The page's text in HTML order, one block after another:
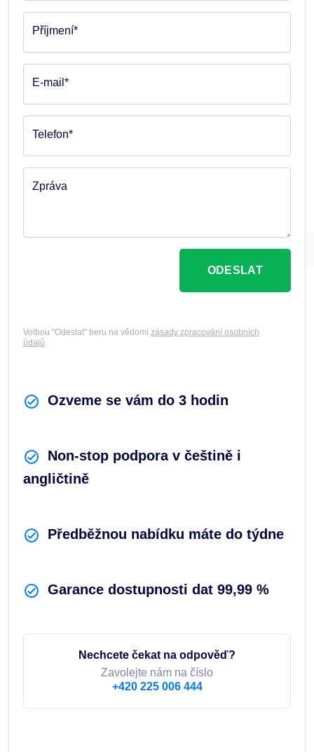
Ozveme se vám do 3 hodin
Non-stop podpora v češtině i
angličtině
Předběžnou nabídku máte do týdne
Garance dostupnosti dat 99,99 %
Nechcete čekat na odpověď?
Zavolejte nám na číslo
+420 225 006 444
Příjmení*
E-mail*
Telefon*
Zpráva
ODESLAT
Volbou "Odeslat" beru na vědomí zásady zpracování osobních
údajů.